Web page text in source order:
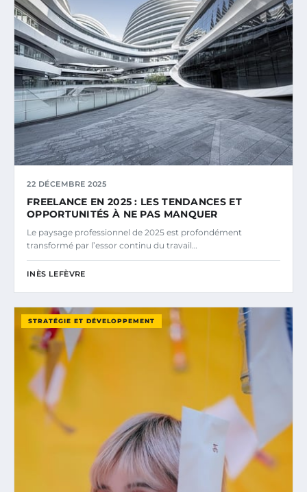
22 DÉCEMBRE 2025
FREELANCE EN 2025 : LES TENDANCES ET
OPPORTUNITÉS À NE PAS MANQUER
Le paysage professionnel de 2025 est profondément
transformé par l’essor continu du travail…
INÈS LEFÈVRE
STRATÉGIE ET DÉVELOPPEMENT